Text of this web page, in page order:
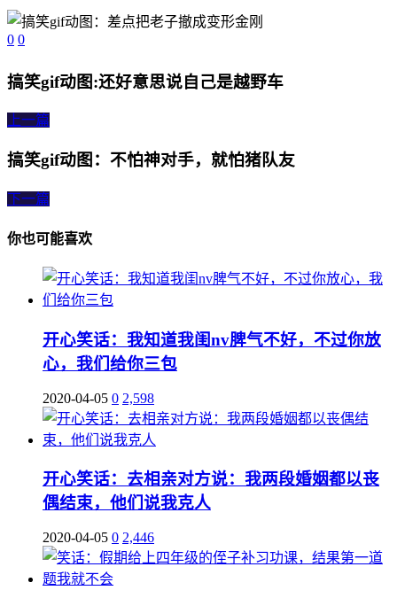
0 0
搞笑gif动图:还好意思说自己是越野车
上一篇
搞笑gif动图：不怕神对手，就怕猪队友
下一篇
你也可能喜欢
开心笑话：我知道我闺nv脾气不好，不过你放
心，我们给你三包
2020-04-05 0 2,598
开心笑话：去相亲对方说：我两段婚姻都以丧
偶结束，他们说我克人
2020-04-05 0 2,446